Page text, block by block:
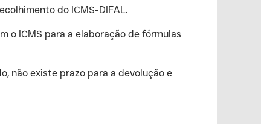
do ICMS-DIFAL.
o ICMS para a elaboração de fórmulas
não existe prazo para a devolução e